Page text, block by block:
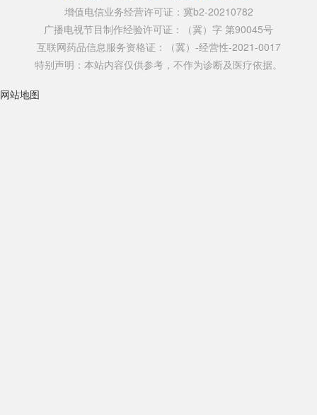
增值电信业务经营许可证：冀b2-20210782
广播电视节目制作经验许可证：（冀）字 第90045号
互联网药品信息服务资格证：（冀）-经营性-2021-0017
特别声明：本站内容仅供参考，不作为诊断及医疗依据。
网站地图